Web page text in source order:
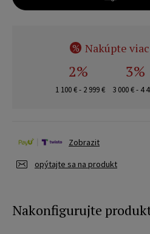
% Nakúpte
2%
1 100 € - 2 999 €
3%
3 000 € - 4
opýtajte sa na produkt
Zobrazit
Nakonfigurujte